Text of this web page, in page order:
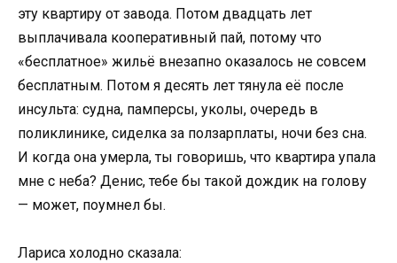
эту квартиру от завода. Потом двадцать лет
выплачивала кооперативный пай, потому что
«бесплатное» жильё внезапно оказалось не совсем
бесплатным. Потом я десять лет тянула её после
инсульта: судна, памперсы, уколы, очередь в
поликлинике, сиделка за ползарплаты, ночи без сна.
И когда она умерла, ты говоришь, что квартира упала
мне с неба? Денис, тебе бы такой дождик на голову
— может, поумнел бы.
Лариса холодно сказала: